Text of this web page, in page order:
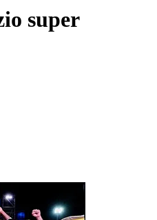
super